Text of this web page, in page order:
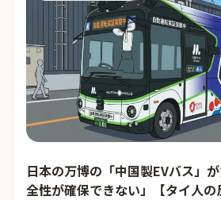
日本の万博の「中国製EVバス」
全性が確保できない」【タイ人の